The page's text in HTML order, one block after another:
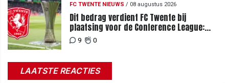
FC TWENTE NIEUWS / 08 augustus 2026
Dit bedrag verdient FC Twente bij
plaatsing voor de Conference League:
zoveel loopt het mis bij uitschakeling
9 0
LAATSTE REACTIES